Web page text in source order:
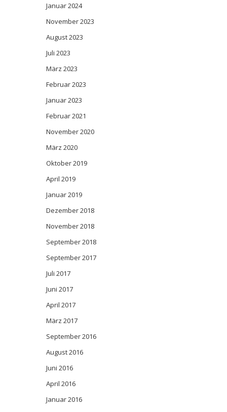
Januar 2024
November 2023
August 2023
Juli 2023
März 2023
Februar 2023
Januar 2023
Februar 2021
November 2020
März 2020
Oktober 2019
April 2019
Januar 2019
Dezember 2018
November 2018
September 2018
September 2017
Juli 2017
Juni 2017
April 2017
März 2017
September 2016
August 2016
Juni 2016
April 2016
Januar 2016